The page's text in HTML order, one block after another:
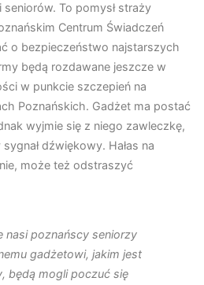
To pomysł straży
Centrum Świadczeń
o bezpieczeństwo najstarszych
będą rozdawane jeszcze w
w punkcie szczepień na
Poznańskich. Gadżet ma postać
wyjmie się z niego zawleczkę,
dźwiękowy. Hałas na
może też odstraszyć
nasi poznańscy seniorzy
gadżetowi, jakim jest
będą mogli poczuć się